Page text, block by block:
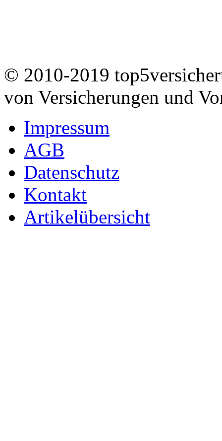
© 2010-2019
von Versicherungen und
Impressum
AGB
Datenschutz
Kontakt
Artikelübersicht